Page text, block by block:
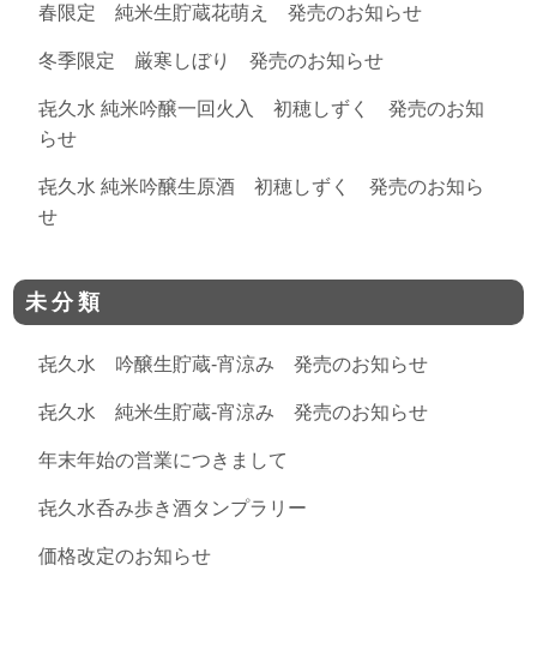
春限定 純米生貯蔵花萌え 発売のお知らせ
冬季限定 厳寒しぼり 発売のお知らせ
㐂久水 純米吟醸一回火入 初穂しずく 発売のお知
らせ
㐂久水 純米吟醸生原酒 初穂しずく 発売のお知ら
せ
未分類
㐂久水 吟醸生貯蔵-宵涼み 発売のお知らせ
㐂久水 純米生貯蔵-宵涼み 発売のお知らせ
年末年始の営業につきまして
㐂久水呑み歩き酒タンプラリー
価格改定のお知らせ